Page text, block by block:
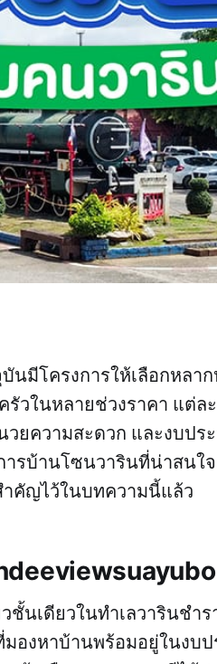
มีโครงการให้เลือกหลา
วในหลายช่วงราคา แต่ล
ยความสะดวก และงบปร
ารบ้านโซนวารินที่น่าสนใ
คัญไว้ในบทความนี้แล้ว
ชั้นเดียวในทำเลวารินชำ
องหาบ้านพร้อมอยู่ในงบ